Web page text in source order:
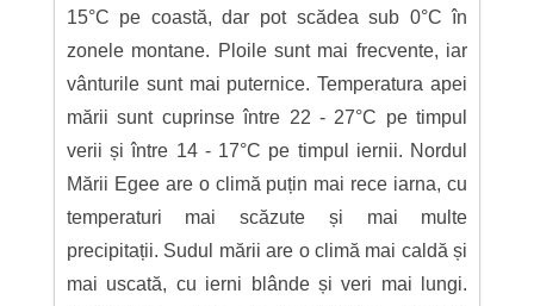
15°C pe coastă, dar pot scădea sub 0°C în
zonele montane. Ploile sunt mai frecvente, iar
vânturile sunt mai puternice. Temperatura apei
mării sunt cuprinse între 22 - 27°C pe timpul
verii și între 14 - 17°C pe timpul iernii. Nordul
Mării Egee are o climă puțin mai rece iarna, cu
temperaturi mai scăzute și mai multe
precipitații. Sudul mării are o climă mai caldă și
mai uscată, cu ierni blânde și veri mai lungi.